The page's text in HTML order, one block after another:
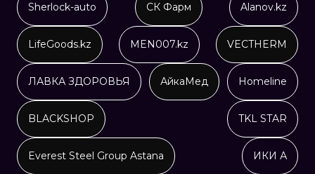
Sherlock-auto СК Фарм Alanov.kz
LifeGoods.kz MEN007.kz VECTHERM
ЛАВКА ЗДОРОВЬЯ АйкаМед Homeline
BLACKSHOP TKL STAR
Everest Steel Group Astana ИКИ А